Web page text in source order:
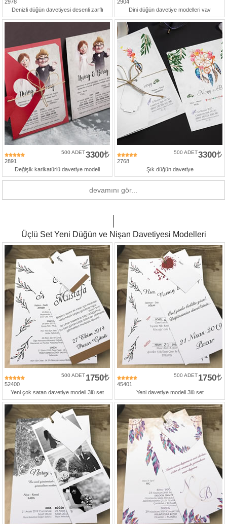
2978
Denizli düğün davetiyesi desenli zarflı
2904
Dini düğün davetiye modelleri vav
2891
3300
500 ADET
Değişik karikatürlü davetiye modeli
2768
3300
500 ADET
Şık düğün davetiye
devamını gör...
Üçlü Set Yeni Düğün ve Nişan Davetiyesi Modelleri
52400
1750
500 ADET
Yeni çok satan davetiye modeli 3lü set
45401
1750
500 ADET
Yeni davetiye modeli 3lü set